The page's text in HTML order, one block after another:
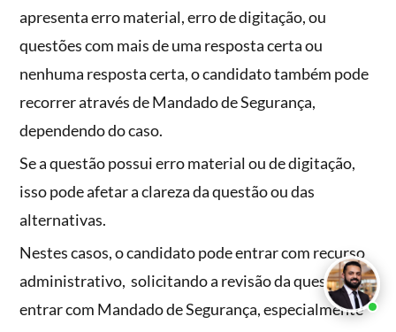
apresenta erro material, erro de digitação, ou
questões com mais de uma resposta certa ou
nenhuma resposta certa, o candidato também pode
recorrer através de Mandado de Segurança,
dependendo do caso.
Se a questão possui erro material ou de digitação,
isso pode afetar a clareza da questão ou das
alternativas.
Nestes casos, o candidato pode entrar com recurso
administrativo, solicitando a revisão da questão, ou
entrar com Mandado de Segurança, especialmente